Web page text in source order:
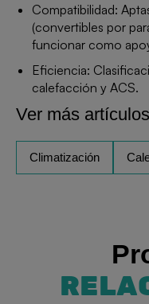
Compatibilidad:
(convertibles por
funcionar como
Eficiencia:
calefacción y ACS.
Ver más
Climatización